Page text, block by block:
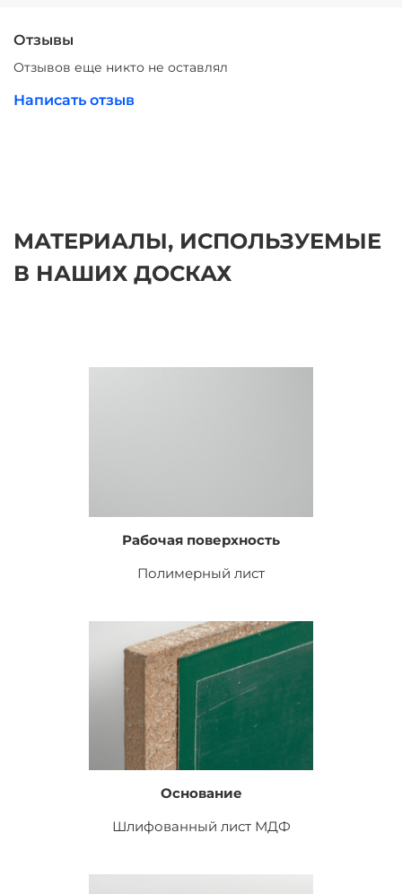
Отзывы
Отзывов еще никто не оставлял
Написать отзыв
МАТЕРИАЛЫ, ИСПОЛЬЗУЕМЫЕ
В НАШИХ ДОСКАХ
Рабочая поверхность
Полимерный лист
Основание
Шлифованный лист МДФ